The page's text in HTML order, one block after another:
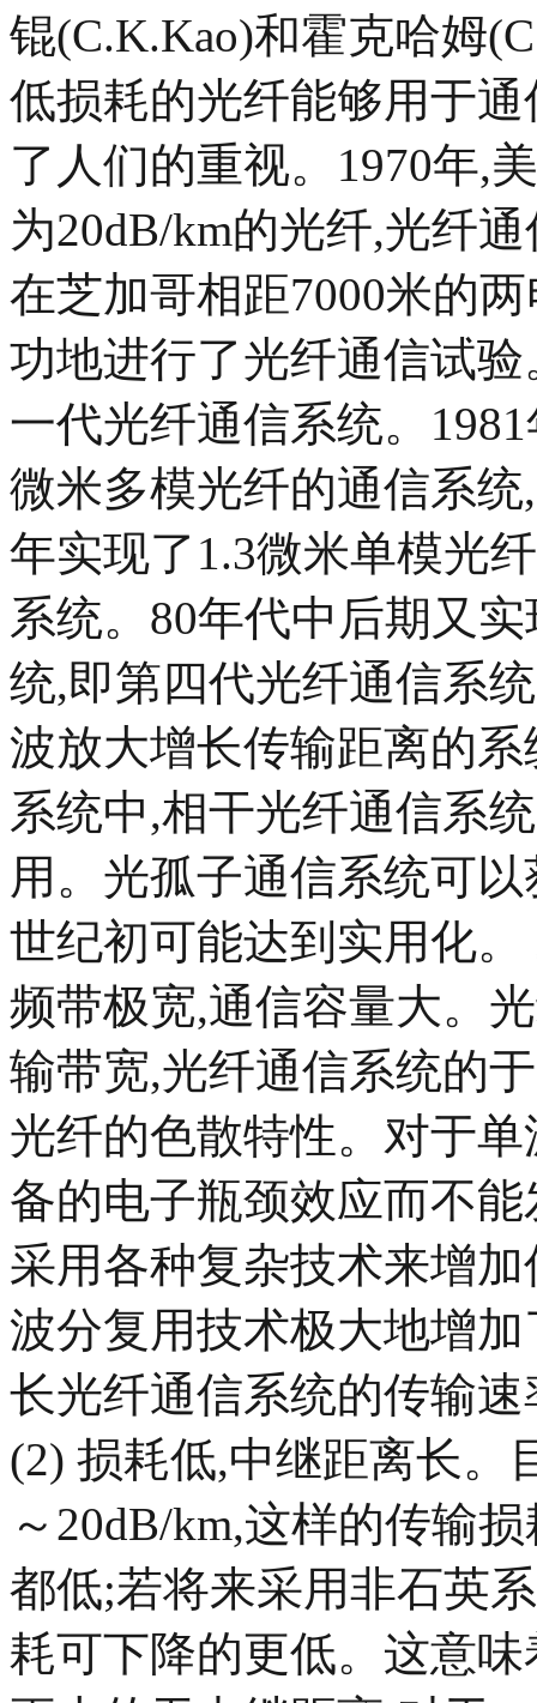
锟(C.K.Kao)和霍克哈姆
低损耗的光纤能够用于
了人们的重视。1970年,
为20dB/km的光纤,光纤
在芝加哥相距7000米的
功地进行了光纤通信试
一代光纤通信系统。
微米多模光纤的通信系
年实现了1.3微米单模光
系统。80年代中后期又
统,即第四代光纤通信系
波放大增长传输距离的
系统中,相干光纤通信系
用。光孤子通信系统可
世纪初可能达到实用化
频带极宽,通信容量大。
输带宽,光纤通信系统的
光纤的色散特性。对于
备的电子瓶颈效应而不
采用各种复杂技术来增
波分复用技术极大地增
长光纤通信系统的传输速
(2) 损耗低,中继距离长。
～20dB/km,这样的传输
都低;若将来采用非石英
耗可下降的更低。这意